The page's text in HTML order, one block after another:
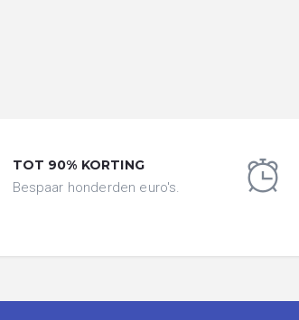
TOT 90% KORTING
Bespaar honderden euro's.